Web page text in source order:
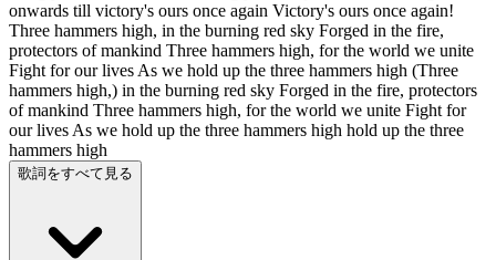
onwards till victory's ours once again Victory's ours once again!
Three hammers high, in the burning red sky Forged in the fire,
protectors of mankind Three hammers high, for the world we unite
Fight for our lives As we hold up the three hammers high (Three
hammers high,) in the burning red sky Forged in the fire, protectors
of mankind Three hammers high, for the world we unite Fight for
our lives As we hold up the three hammers high hold up the three
hammers high
歌詞をすべて見る